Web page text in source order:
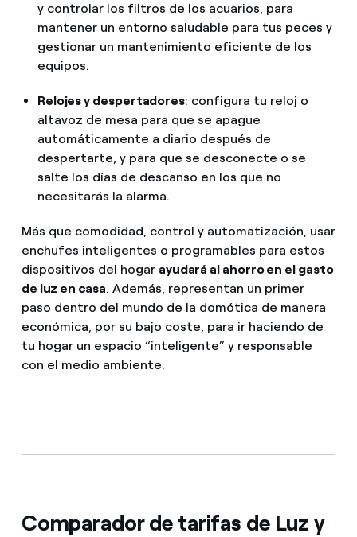
y controlar los filtros de los acuarios, para
mantener un entorno saludable para tus peces y
gestionar un mantenimiento eficiente de los
equipos.
Relojes y despertadores: configura tu reloj o
altavoz de mesa para que se apague
automáticamente a diario después de
despertarte, y para que se desconecte o se
salte los días de descanso en los que no
necesitarás la alarma.
Más que comodidad, control y automatización, usar
enchufes inteligentes o programables para estos
dispositivos del hogar ayudará al ahorro en el gasto
de luz en casa. Además, representan un primer
paso dentro del mundo de la domótica de manera
económica, por su bajo coste, para ir haciendo de
tu hogar un espacio “inteligente” y responsable
con el medio ambiente.
Comparador de tarifas de Luz y